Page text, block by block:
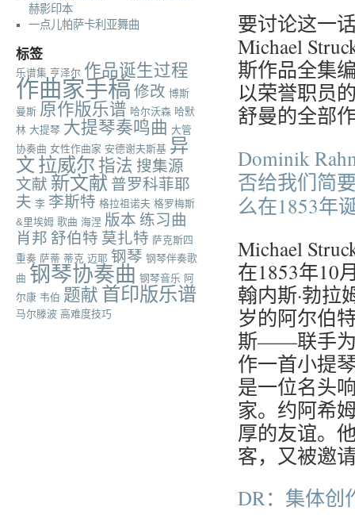
要讨论这一
Michael
斯作品全集
以荣誉职员
舒曼的全部
Dominik
否给我们简
么在1853年
Michael
在1853年10
翰内斯·勃拉
岁的阿尔伯
斯——联手为
作一首小提
是一位名头
家。约阿希
厚的友谊。
客，又被邀
DR：集体创
赫影印本
一点儿帕萨卡利亚舞曲
标签
乐谱集 亨泽尔 作品诞生过程
作曲家手稿 修改 博斯
曼斯 原作版乐谱 哈尔沃森 哈默
林 大提琴 大提琴奏鸣曲 大管
协奏曲 女性作曲家 安德谢夫斯基 异
文 拉威尔 指法 搜集源
文献 新文献 普罗科菲耶
夫 李 李斯特 格拉祖诺夫 格罗梅斯
&里埃姆 歌曲 海涅 版本 练习曲
肖邦 舒伯特 莫扎特 萨克斯四
重奏 萨蒂 蒂克 迈耶 钢琴 钢琴伴奏歌
曲 钢琴协奏曲 钢琴音乐 阿
尔康 韦伯 题献 首印版乐谱
马尔滕波 高难度技巧